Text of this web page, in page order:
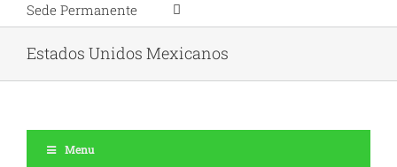
Sede Permanente
Estados Unidos Mexicanos
Menu